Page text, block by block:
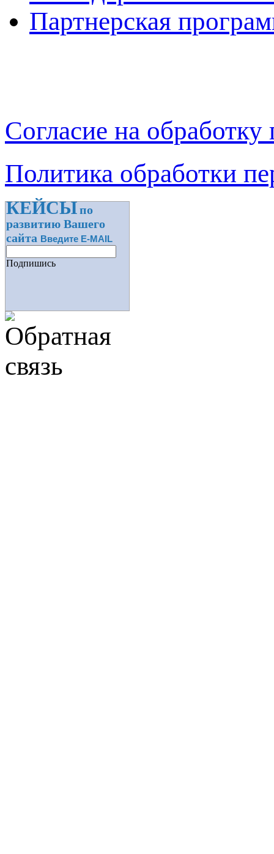
Партнерская
Согласие на
Политика обработки
КЕЙСЫпо
развитию Вашего
сайта Введите E-MAIL
Подпишись